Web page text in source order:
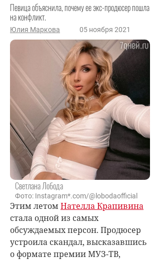
Певица объяснила, почему ее экс-продюсер пошла
на конфликт.
Юлия Маркова 05 ноября 2021
Светлана Лобода
Фото: Instagram*.com/@lobodaofficial
Этим летомНателла Крапивина
стала одной из самых
обсуждаемых персон. Продюсер
устроила скандал, высказавшись
о формате премии МУЗ-ТВ,